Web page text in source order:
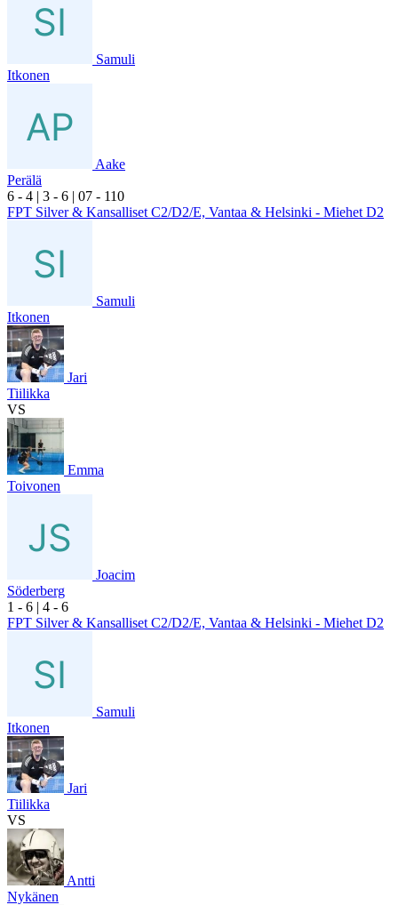
Samuli
Itkonen
Aake
Perälä
6 - 4 | 3 - 6 | 07 - 110
FPT Silver & Kansalliset C2/D2/E, Vantaa & Helsinki - Miehet D2
Samuli
Itkonen
Jari
Tiilikka
VS
Emma
Toivonen
Joacim
Söderberg
1 - 6 | 4 - 6
FPT Silver & Kansalliset C2/D2/E, Vantaa & Helsinki - Miehet D2
Samuli
Itkonen
Jari
Tiilikka
VS
Antti
Nykänen